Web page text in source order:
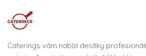
Caterings vám nabízí desítky